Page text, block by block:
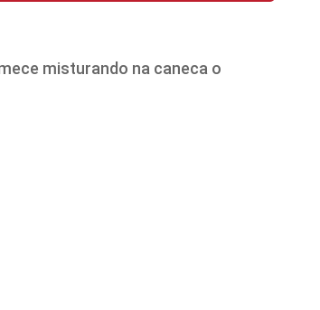
misturando na caneca o